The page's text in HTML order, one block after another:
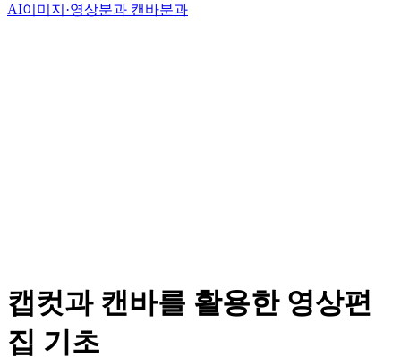
AI이미지·영상분과 캔바분과
캡컷과 캔바를 활용한 영상편
집 기초